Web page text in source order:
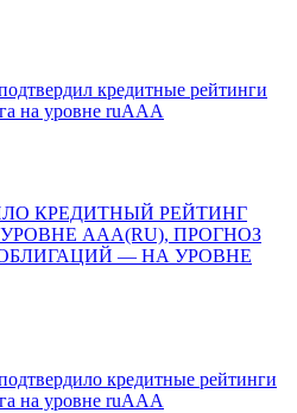
кредитные рейтинги
на уровне ruAAA
КРЕДИТНЫЙ РЕЙТИНГ
AAА(RU), ПРОГНОЗ
— НА УРОВНЕ
кредитные рейтинги
на уровне ruAAA